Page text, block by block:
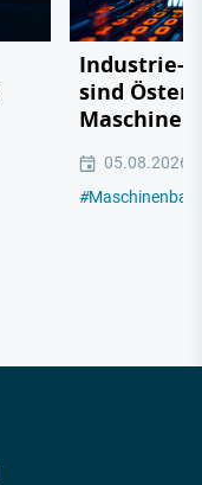
Industrie-
sind
05.08.2026
#Maschinenbau